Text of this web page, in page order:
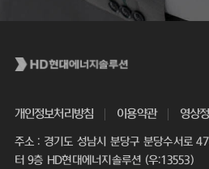
개인정보처리방침 이용약관 영상
주소 : 경기도 성남시 분당구 분당수서로
터 9층 HD현대에너지솔루션 (우:13553)